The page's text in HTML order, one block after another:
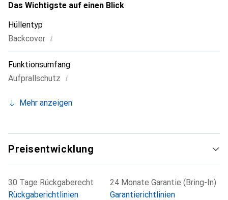
Das Wichtigste auf einen Blick
Hüllentyp
Backcover i
Funktionsumfang
Aufprallschutz i
Mehr anzeigen
Preisentwicklung
30 Tage Rückgaberecht
Rückgaberichtlinien
24 Monate Garantie (Bring-In)
Garantierichtlinien